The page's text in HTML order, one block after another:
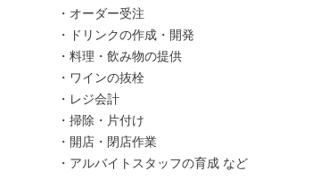
・オーダー受注
・ドリンクの作成・開発
・料理・飲み物の提供
・ワインの抜栓
・レジ会計
・掃除・片付け
・開店・閉店作業
・アルバイトスタッフの育成 など